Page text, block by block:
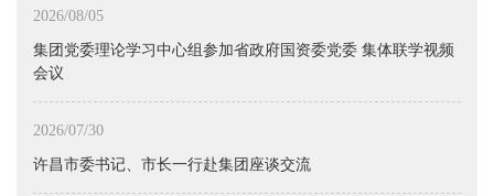
2026/08/05
集团党委理论学习中心组参加省政府国资委党委 集体联学视频
会议
2026/07/30
许昌市委书记、市长一行赴集团座谈交流